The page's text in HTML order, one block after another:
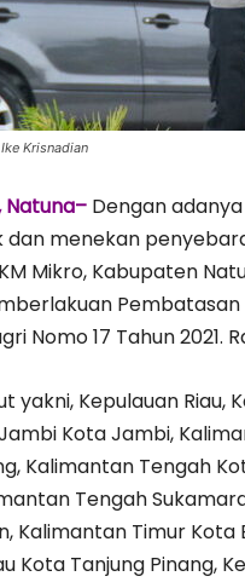
Krisnadian
Natuna– Dengan
dan menekan
Mikro, Kabupaten
Nomo 17 Tahun 2021.
yakni, Kepulauan Riau,
Kota Jambi,
Kalimantan Tengah
Tengah
Kalimantan Timur Kota
Kota Tanjung Pinang,